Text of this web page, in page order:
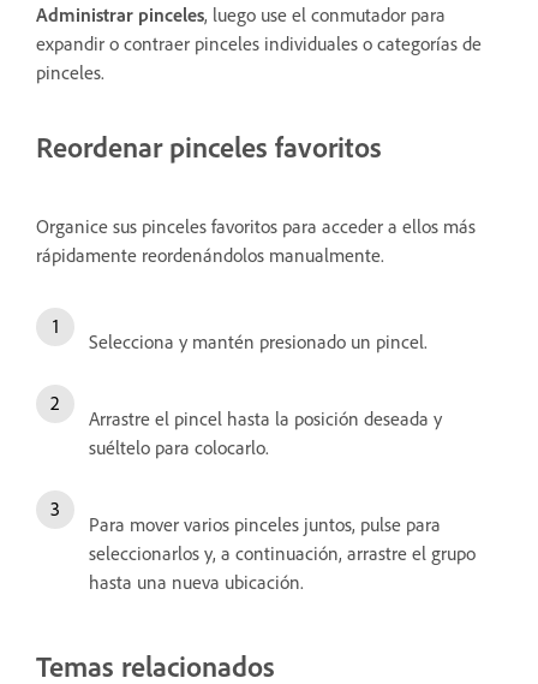
Administrar pinceles, luego use el conmutador para
expandir o contraer pinceles individuales o categorías de
pinceles.
Reordenar pinceles favoritos
Organice sus pinceles favoritos para acceder a ellos más
rápidamente reordenándolos manualmente.
Selecciona y mantén presionado un pincel.
Arrastre el pincel hasta la posición deseada y
suéltelo para colocarlo.
Para mover varios pinceles juntos, pulse para
seleccionarlos y, a continuación, arrastre el grupo
hasta una nueva ubicación.
Temas relacionados